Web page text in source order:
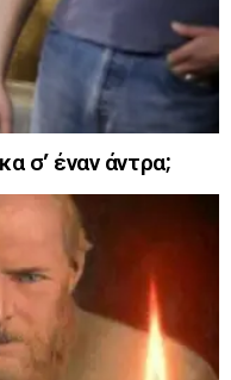
σ’ έναν άντρα;